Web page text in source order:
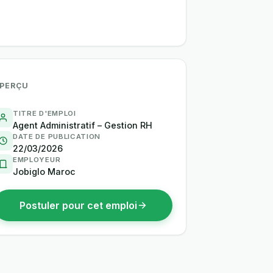
TITRE D'EMPLOI
Agent Administratif – Gestion RH
DATE DE PUBLICATION
22/03/2026
EMPLOYEUR
Jobiglo Maroc
Postuler pour cet emploi